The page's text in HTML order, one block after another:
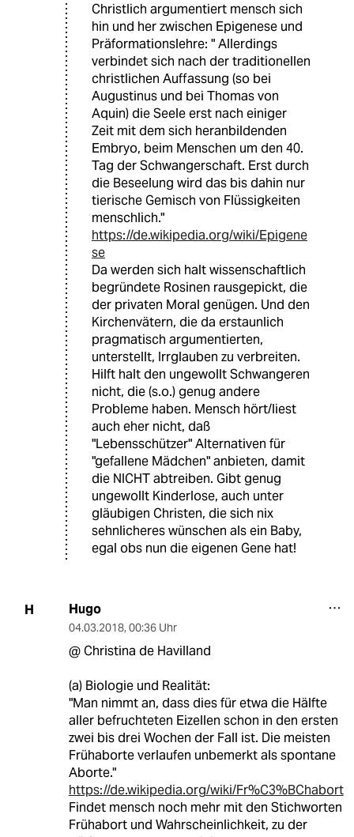
Christlich argumentiert mensch sich
hin und her zwischen Epigenese und
Präformationslehre: " Allerdings
verbindet sich nach der traditionellen
christlichen Auffassung (so bei
Augustinus und bei Thomas von
Aquin) die Seele erst nach einiger
Zeit mit dem sich heranbildenden
Embryo, beim Menschen um den 40.
Tag der Schwangerschaft. Erst durch
die Beseelung wird das bis dahin nur
tierische Gemisch von Flüssigkeiten
menschlich."
https://de.wikipedia.org/wiki/Epigene
se
Da werden sich halt wissenschaftlich
begründete Rosinen rausgepickt, die
der privaten Moral genügen. Und den
Kirchenvätern, die da erstaunlich
pragmatisch argumentierten,
unterstellt, Irrglauben zu verbreiten.
Hilft halt den ungewollt Schwangeren
nicht, die (s.o.) genug andere
Probleme haben. Mensch hört/liest
auch eher nicht, daß
"Lebensschützer" Alternativen für
"gefallene Mädchen" anbieten, damit
die NICHT abtreiben. Gibt genug
ungewollt Kinderlose, auch unter
gläubigen Christen, die sich nix
sehnlicheres wünschen als ein Baby,
egal obs nun die eigenen Gene hat!
H Hugo
04.03.2018, 00:36 Uhr
@ Christina de Havilland
(a) Biologie und Realität:
"Man nimmt an, dass dies für etwa die Hälfte
aller befruchteten Eizellen schon in den ersten
zwei bis drei Wochen der Fall ist. Die meisten
Frühaborte verlaufen unbemerkt als spontane
Aborte."
https://de.wikipedia.org/wiki/Fr%C3%BChabort
Findet mensch noch mehr mit den Stichworten
Frühabort und Wahrscheinlichkeit, zu der